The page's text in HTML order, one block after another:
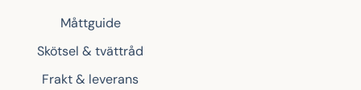
Måttguide
Skötsel & tvättråd
Frakt & leverans